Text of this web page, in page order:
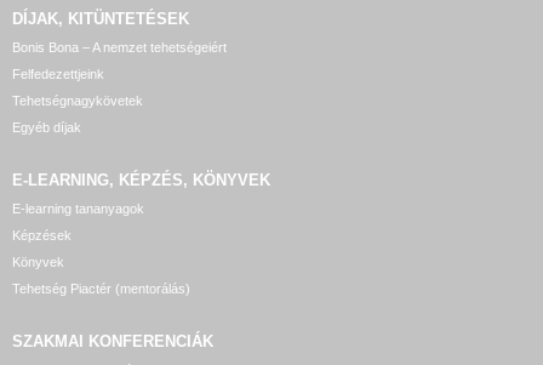
DÍJAK, KITÜNTETÉSEK
Bonis Bona – A nemzet tehetségeiért
Felfedezettjeink
Tehetségnagykövetek
Egyéb díjak
E-LEARNING, KÉPZÉS, KÖNYVEK
E-learning tananyagok
Képzések
Könyvek
Tehetség Piactér (mentorálás)
SZAKMAI KONFERENCIÁK